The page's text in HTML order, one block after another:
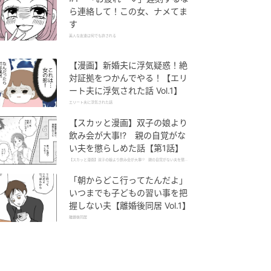
ら連絡して！この女、ナメてま
す
美人な友達は何でも許される
【漫画】新婚夫に浮気疑惑！絶
対証拠をつかんでやる！【エリ
ート夫に浮気された話 Vol.1】
エリート夫に浮気された話
【スカッと漫画】双子の娘より
飲み会が大事!? 親の自覚がな
い夫を懲らしめた話【第1話】
【スカッと漫画】双子の娘より飲み会が大事!? 親の自覚がない夫を懲ら
「朝からどこ行ってたんだよ」
いつまでも子どもの習い事を把
握しない夫【離婚後同居 Vol.1】
離婚後同居